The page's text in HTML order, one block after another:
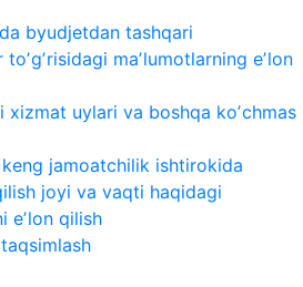
byudjetdan tashqari
toʼgʼrisidagi maʼlumotlarning eʼlon
xizmat uylari va boshqa koʼchmas
jamoatchilik ishtirokida
joyi va vaqti haqidagi
eʼlon qilish